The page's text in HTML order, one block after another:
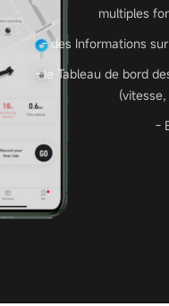
multiples
- des Informations
- le Tableau de bord
-